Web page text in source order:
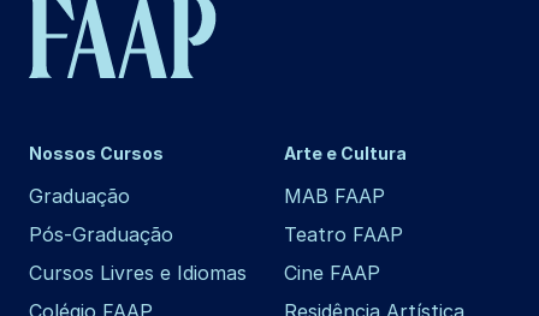
Nossos Cursos
Graduação
Pós-Graduação
Cursos Livres e Idiomas
Colégio FAAP
Arte e Cultura
MAB FAAP
Teatro FAAP
Cine FAAP
Residência Artística